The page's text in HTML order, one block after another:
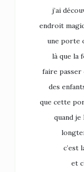
j’ai
endroit
une porte
là que la
faire passer
des
que cette
quand je
c’est
et